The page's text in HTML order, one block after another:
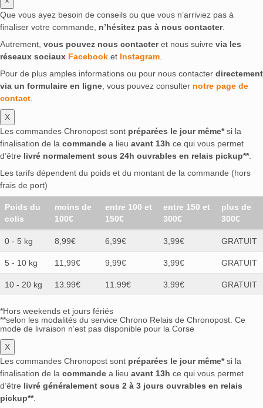
Que vous ayez besoin de conseils ou que vous n’arriviez pas à
finaliser votre commande, n’hésitez pas à nous contacter.
Autrement, vous pouvez nous contacteret nous suivre via les
réseaux sociaux Facebook et Instagram
Pour de plus amples informations ou pour nous contacter directement
via un formulaire en ligne , vous pouvez consulter notre page de
contact
X
Les commandes Chronopost sont préparées le jour même*si la
finalisation de la commande a lieu avant 13h ce qui vous permet
d’être livré normalement sous 24h ouvrables en relais pickup**.
Les tarifs dépendent du poids et du montant de la commande (hors
frais de port)
Poids du
colis
moins de
100€
entre 100 et
150€
entre 150 et
300€
plus de
300€
0 - 5 kg 8,99€ 6,99€ 3,99€ GRATUIT
5 - 10 kg 11,99€ 9,99€ 3,99€ GRATUIT
10 - 20 kg 13.99€ 11.99€ 3.99€ GRATUIT
*Hors weekends et jours fériés
**selon les modalités du service Chrono Relais de Chronopost. Ce
mode de livraison n’est pas disponible pour la Corse
X
Les commandes Chronopost sont préparées le jour même*si la
finalisation de la commande a lieu avant 13h ce qui vous permet
d’être livré généralement sous 2 à 3 jours ouvrables en relais
pickup**.